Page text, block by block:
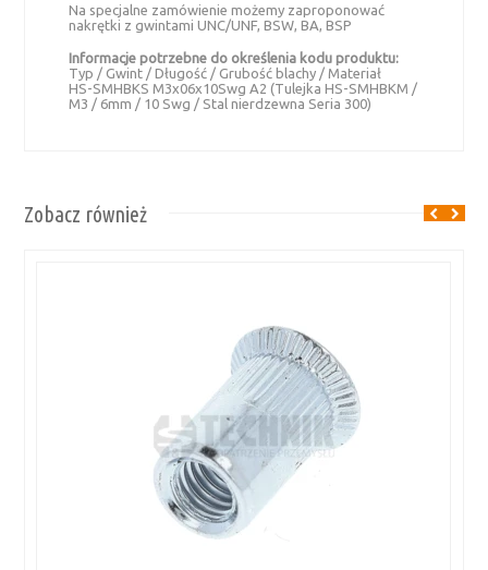
Na specjalne zamówienie możemy zaproponować
nakrętki z gwintami UNC/UNF, BSW, BA, BSP
Informacje potrzebne do określenia kodu produktu:
Typ / Gwint / Długość / Grubość blachy / Materiał
HS-SMHBKS M3x06x10Swg A2 (Tulejka HS-SMHBKM /
M3 / 6mm / 10 Swg / Stal nierdzewna Seria 300)
Zobacz również